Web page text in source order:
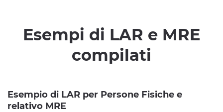
Esempi di LAR e MRE
compilati
Esempio di LAR per Persone Fisiche e
relativo MRE